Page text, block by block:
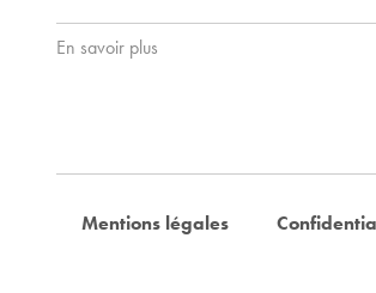
En savoir plus
Mentions légales